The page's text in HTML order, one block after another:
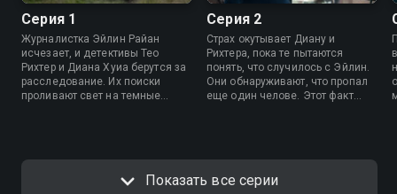
Серия 1
Журналистка Эйлин Райан
исчезает, и детективы Тео
Рихтер и Диана Хуиа берутся за
расследование. Их поиски
проливают свет на темные
неожиданной развязке.
Серия 2
Страх окутывает Диану и
Рихтера, пока те пытаются
понять, что случилось с Эйлин.
Они обнаруживают, что пропал
еще один челове. Этот факт
Показать все серии